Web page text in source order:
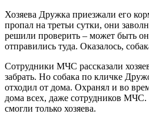
Хозяева Дружка приезжали его
пропал на третьи сутки, они
решили проверить – может быть
отправились туда. Оказалось,
Сотрудники МЧС рассказали
забрать. Но собака по кличке
отходил от дома. Охранял и во
дома всех, даже сотрудников МЧС.
смогли только хозяева.